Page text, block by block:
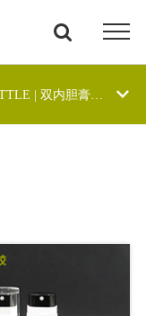
DOUBLE-INNER JAR/DOUBLE-INNER BOTTLE | 双内胆膏霜/双管瓶